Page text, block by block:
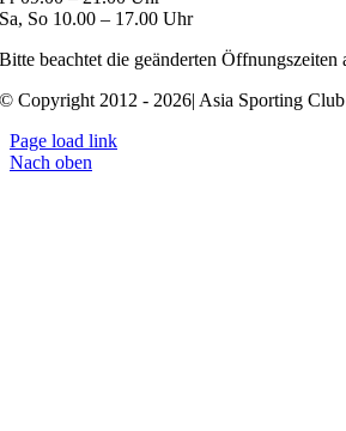
Sa, So 10.00 – 17.00 Uhr
Bitte beachtet die geänderten Öffnungszeiten
© Copyright 2012 - 2026| Asia Sporting
Page load link
Nach oben